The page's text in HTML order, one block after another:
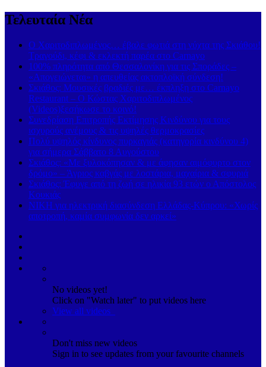
Τελευταία Νέα
Ο Χαριτοδιπλωμένος… έβαλε φωτιά στη νύχτα της Σκιάθου!
Τραγούδι, κέφι & εκλεκτή παρέα στο Carnayo
100% πληρότητα από Θεσσαλονίκη για τις Σποράδες –
«Απογειώνεται» η απευθείας ακτοπλοϊκή σύνδεση!
Σκιάθος: Μουσικές βραδιές με… έκπληξη στο Carnayo
Restaurant – Ο Κώστας Χαριτοδιπλωμένος
(Videos)ξεσήκωσε το κοινό!
Συνεδρίαση Επιτροπής Εκτίμησης Κινδύνου για τους
ισχυρούς ανέμους & τις υψηλές θερμοκρασίες
Πολύ υψηλός κίνδυνος πυρκαγιάς (κατηγορία κινδύνου 4)
για σήμερα Σάββατο 8 Αυγούστου
Σκιάθος: «Με ξυλοκόπησαν & με άφησαν αιμόφυρτο στον
δρόμο» – Άγριος καβγάς με λοστάρια, μαχαίρια & σφυριά
Σκιάθος: Έφυγε από τη ζωή σε ηλικία 93 ετών ο Απόστολος
Κουκιάς
ΝΙΚΗ για ηλεκτρική διασύνδεση Ελλάδας-Κύπρου: «Χωρίς
αποτροπή, καμία συμφωνία δεν αρκεί»
No videos yet!
Click on "Watch later" to put videos here
View all videos
Don't miss new videos
Sign in to see updates from your favourite channels